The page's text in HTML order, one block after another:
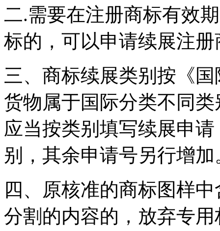
二.需要在注册商标有效
标的，可以申请续展注册
三、商标续展类别按《
货物属于国际分类不同
应当按类别填写续展申
别，其余申请号另行增加
四、原核准的商标图样
分割的内容的，放弃专